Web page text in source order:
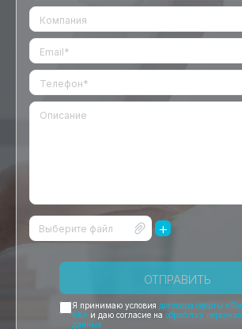
Выберите файл +
ОТПРАВИТЬ
Я принимаю условия договора оферты
БК» и даю согласие на обработку
данных